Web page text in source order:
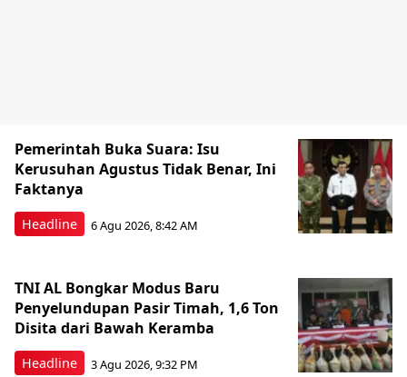
Headline
Pemerintah Buka Suara: Isu
Kerusuhan Agustus Tidak Benar, Ini
Faktanya
6 Agu 2026, 8:42 AM
Headline
TNI AL Bongkar Modus Baru
Penyelundupan Pasir Timah, 1,6 Ton
Disita dari Bawah Keramba
3 Agu 2026, 9:32 PM